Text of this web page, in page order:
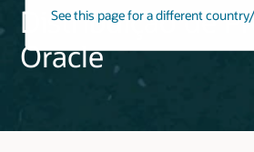
See this page for a different
Distribuição de
Oracle